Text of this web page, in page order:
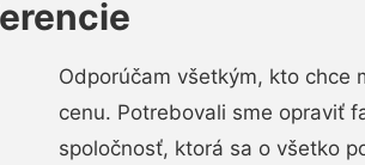
Odporúčam všetkým, kto chce
cenu. Potrebovali sme opraviť
spoločnosť, ktorá sa o všetko